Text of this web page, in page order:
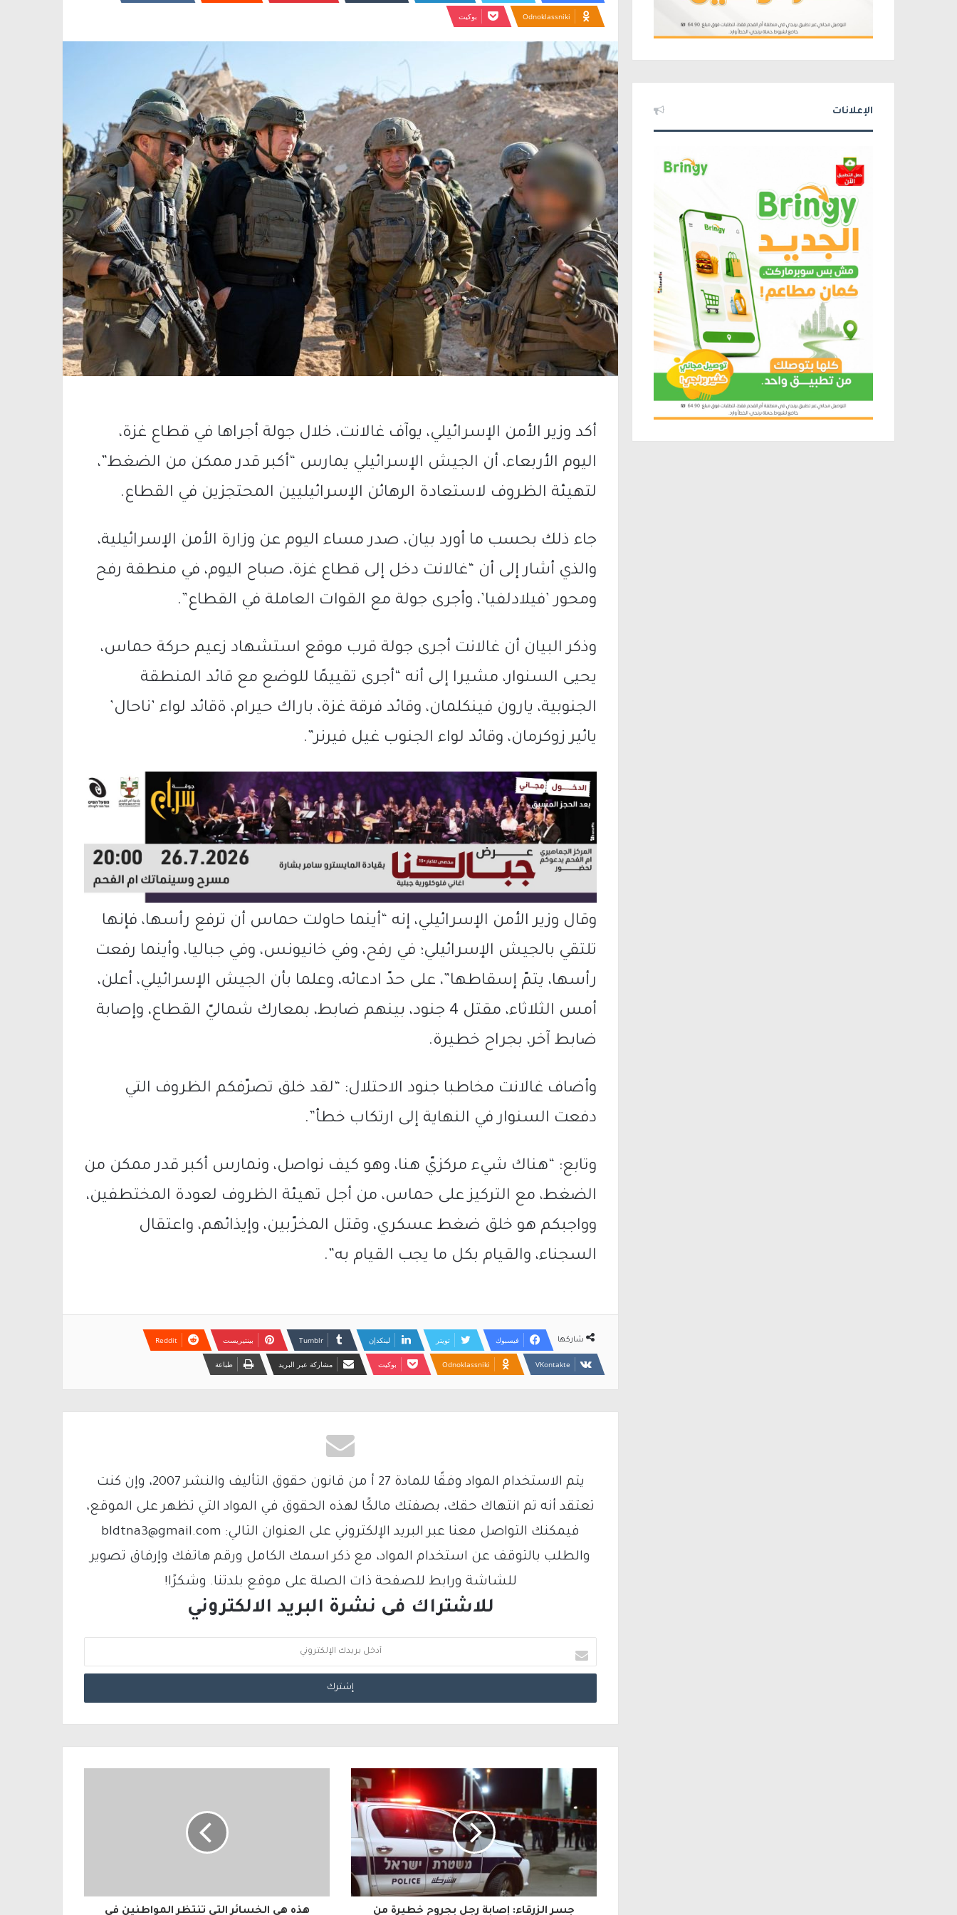
Odnoklassniki بوكيت
أكد وزير الأمن الإسرائيلي، يوآف غالانت، خلال جولة أجراها في قطاع غزة،
اليوم الأربعاء، أن الجيش الإسرائيلي يمارس “أكبر قدر ممكن من الضغط”،
لتهيئة الظروف لاستعادة الرهائن الإسرائيليين المحتجزين في القطاع.
جاء ذلك بحسب ما أورد بيان، صدر مساء اليوم عن وزارة الأمن الإسرائيلية،
والذي أشار إلى أن “غالانت دخل إلى قطاع غزة، صباح اليوم، في منطقة رفح
ومحور ’فيلادلفيا’، وأجرى جولة مع القوات العاملة في القطاع”.
وذكر البيان أن غالانت أجرى جولة قرب موقع استشهاد زعيم حركة حماس،
يحيى السنوار، مشيرا إلى أنه “أجرى تقييمًا للوضع مع قائد المنطقة
الجنوبية، يارون فينكلمان، وقائد فرقة غزة، باراك حيرام، ةقائد لواء ’ناحال’
يائير زوكرمان، وقائد لواء الجنوب غيل فيرنر”.
وقال وزير الأمن الإسرائيلي، إنه “أينما حاولت حماس أن ترفع رأسها، فإنها
تلتقي بالجيش الإسرائيلي؛ في رفح، وفي خانيونس، وفي جباليا، وأينما رفعت
رأسها، يتمّ إسقاطها”، على حدّ ادعائه، وعلما بأن الجيش الإسرائيلي، أعلن،
أمس الثلاثاء، مقتل 4 جنود، بينهم ضابط، بمعارك شماليّ القطاع، وإصابة
ضابط آخر، بجراح خطيرة.
وأضاف غالانت مخاطبا جنود الاحتلال: “لقد خلق تصرّفكم الظروف التي
دفعت السنوار في النهاية إلى ارتكاب خطأ”.
وتابع: “هناك شيء مركزيّ هنا، وهو كيف نواصل، ونمارس أكبر قدر ممكن من
الضغط، مع التركيز على حماس، من أجل تهيئة الظروف لعودة المختطفين،
وواجبكم هو خلق ضغط عسكري، وقتل المخرّبين، وإيذائهم، واعتقال
السجناء، والقيام بكل ما يجب القيام به”.
شاركها فيسبوك تويتر لينكدإن بينتيريست
Odnoklassniki بوكيت مشاركة عبر البريد طباعة
يتم الاستخدام المواد وفقًا للمادة 27 أ من قانون حقوق التأليف والنشر 2007، وإن كنت
تعتقد أنه تم انتهاك حقك، بصفتك مالكًا لهذه الحقوق في المواد التي تظهر على الموقع،
فيمكنك التواصل معنا عبر البريد الإلكتروني على العنوان التالي: bldtna3@gmail.com
والطلب بالتوقف عن استخدام المواد، مع ذكر اسمك الكامل ورقم هاتفك وإرفاق تصوير
للشاشة ورابط للصفحة ذات الصلة على موقع بلدتنا. وشكرًا!
للاشتراك فى نشرة البريد الالكتروني
د
خ
ل
ب
د
ك
ا
ل
جسر الزرقاء: إصابة رجل بجروح خطيرة من هذه هي الخسائر التي تنتظر المواطنين في
الإعلانات